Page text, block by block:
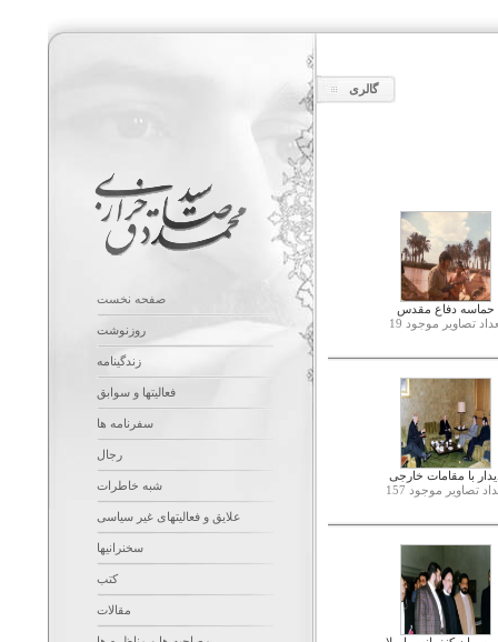
گالری
حماسه دفاع مقدس
تصاویر موجود 19
با مقامات خارجی
تصاویر موجود 157
صفحه نخست
روزنوشت
زندگینامه
فعالیتها و سوابق
سفرنامه ها
رجال
شبه خاطرات
علایق و فعالیتهای غیر سیاسی
سخنرانیها
کتب
مقالات